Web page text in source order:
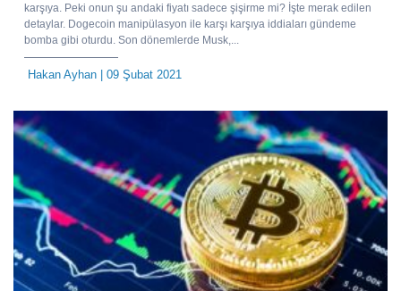
karşıya. Peki onun şu andaki fiyatı sadece şişirme mi? İşte merak edilen
detaylar. Dogecoin manipülasyon ile karşı karşıya iddiaları gündeme
bomba gibi oturdu. Son dönemlerde Musk,...
Hakan Ayhan | 09 Şubat 2021